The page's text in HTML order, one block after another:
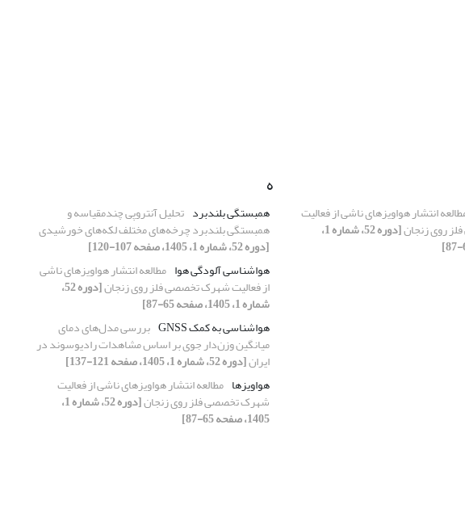
انتشار هواویزهای ناشی از فعالیت
روی زنجان [دوره 52، شماره 1،
ه
همبستگی بلندبرد تحلیل آنتروپی چندمقیاسه و
همبستگی بلندبرد چرخه‌های مختلف لکه‌های خورشیدی
[دوره 52، شماره 1، 1405، صفحه 107-120]
هواشناسی آلودگی هوا مطالعه انتشار هواویزهای ناشی
از فعالیت شهرک تخصصی فلز روی زنجان [دوره 52،
شماره 1، 1405، صفحه 65-87]
هواشناسی به کمک GNSS
بررسی مدل‌های دمای
میانگین وزن‌دار جوی بر اساس مشاهدات رادیوسوند در
ایران[دوره 52، شماره 1، 1405، صفحه 121-137]
هواویزها مطالعه انتشار هواویزهای ناشی از فعالیت
شهرک تخصصی فلز روی زنجان [دوره 52، شماره 1،
1405، صفحه 65-87]